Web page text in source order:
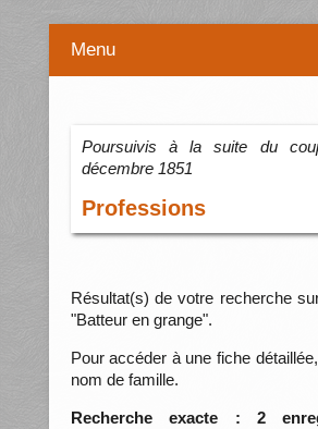
Menu
Poursuivis à la suite du
décembre 1851
Professions
Résultat(s) de votre recherche
"Batteur en grange".
Pour accéder à une fiche
nom de famille.
Recherche exacte : 2